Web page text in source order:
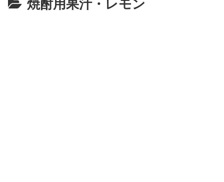
焼酎用果汁・レモン